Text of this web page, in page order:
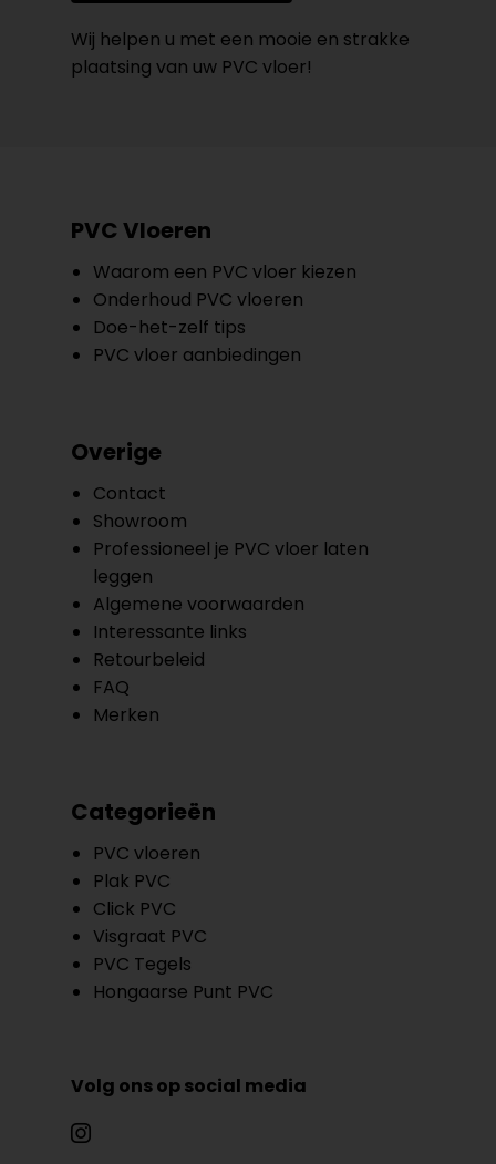
Wij helpen u met een mooie en strakke
plaatsing van uw PVC vloer!
PVC Vloeren
Waarom een PVC vloer kiezen
Onderhoud PVC vloeren
Doe-het-zelf tips
PVC vloer aanbiedingen
Overige
Contact
Showroom
Professioneel je PVC vloer laten
leggen
Algemene voorwaarden
Interessante links
Retourbeleid
FAQ
Merken
Categorieën
PVC vloeren
Plak PVC
Click PVC
Visgraat PVC
PVC Tegels
Hongaarse Punt PVC
Volg ons op social media